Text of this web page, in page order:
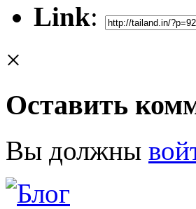
Link:
×
Оставить
Вы должны